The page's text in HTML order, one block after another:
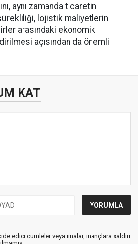
aynı zamanda ticaretin
lojistik maliyetlerin
arasındaki ekonomik
açısından da önemli
KAT
edici cümleler veya imalar, inançlara saldırı